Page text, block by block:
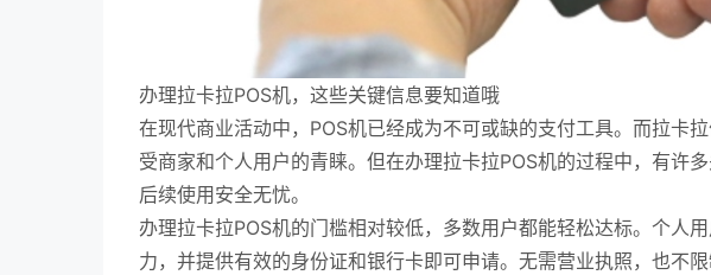
办理拉卡拉POS机，这些关键信息要知道哦
在现代商业活动中，POS机已经成为不可或缺的支付工具。而拉卡
受商家和个人用户的青睐。但在办理拉卡拉POS机的过程中，有许
后续使用安全无忧。
办理拉卡拉POS机的门槛相对较低，多数用户都能轻松达标。个人
力，并提供有效的身份证和银行卡即可申请。无需营业执照，也不